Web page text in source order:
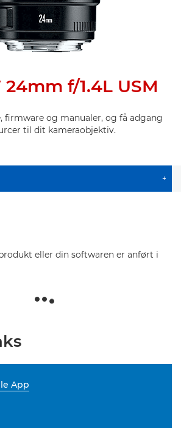
24mm f/1.4L USM
firmware og manualer, og få adgang
til dit kameraobjektiv.
+
eller din softwaren er anført i
App